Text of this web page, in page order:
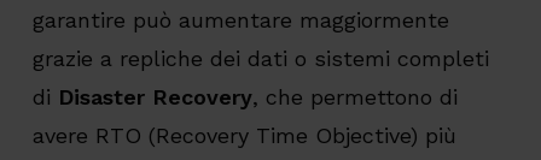
garantire può aumentare maggiormente
grazie a repliche dei dati o sistemi completi
di Disaster Recovery, che permettono di
avere RTO (Recovery Time Objective) più